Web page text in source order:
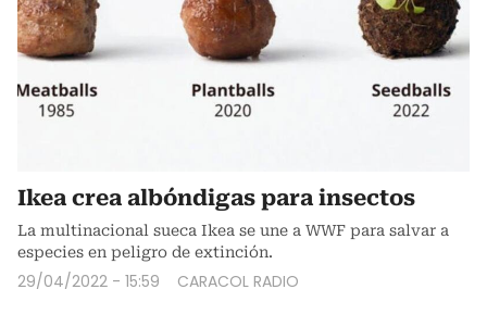
Ikea crea albóndigas para insectos
La multinacional sueca Ikea se une a WWF para salvar a
especies en peligro de extinción.
29/04/2022 - 15:59 CARACOL RADIO